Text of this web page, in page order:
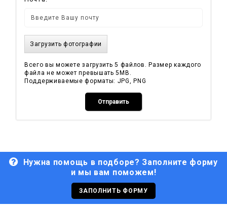
Загрузить фотографии
Всего вы можете загрузить 5 файлов. Размер каждого
файла не может превышать 5MB.
Поддерживаемые форматы: JPG, PNG
Отправить
Нужна помощь в подборе? Заполните форму
и мы вам поможем!
ЗАПОЛНИТЬ ФОРМУ
С Днём Победы. Память, которая с
нами
29.04.2026
Живой, обновлённый, снова в деле
29.06.2026
С Днём кораблестроителя!